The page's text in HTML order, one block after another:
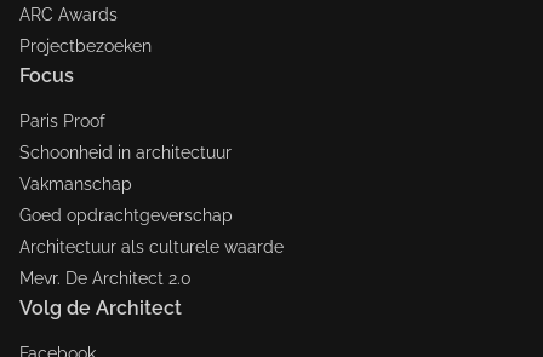
ARC Awards
Projectbezoeken
Focus
Paris Proof
Schoonheid in architectuur
Vakmanschap
Goed opdrachtgeverschap
Architectuur als culturele waarde
Mevr. De Architect 2.0
Volg de Architect